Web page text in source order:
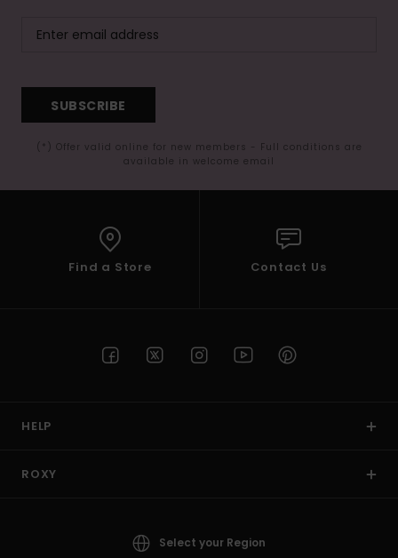
SUBSCRIBE
(*) Offer valid online for new members - Full conditions are
available in welcome email
Find a Store Contact Us
HELP
ROXY
Select your Region